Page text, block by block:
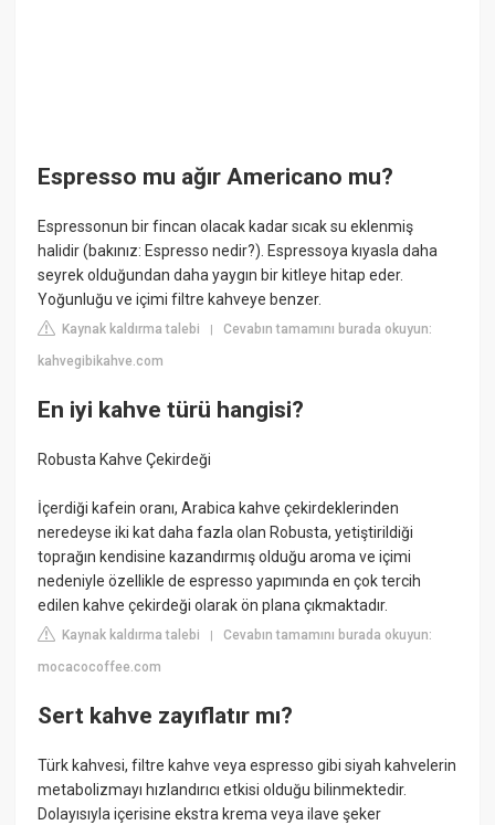
Espresso mu ağır Americano mu?
Espressonun bir fincan olacak kadar sıcak su eklenmiş
halidir (bakınız: Espresso nedir?). Espressoya kıyasla daha
seyrek olduğundan daha yaygın bir kitleye hitap eder.
Yoğunluğu ve içimi filtre kahveye benzer.
Kaynak kaldırma talebi |Cevabın tamamını burada okuyun:
kahvegibikahve.com
En iyi kahve türü hangisi?
Robusta Kahve Çekirdeği
İçerdiği kafein oranı, Arabica kahve çekirdeklerinden
neredeyse iki kat daha fazla olan Robusta, yetiştirildiği
toprağın kendisine kazandırmış olduğu aroma ve içimi
nedeniyle özellikle de espresso yapımında en çok tercih
edilen kahve çekirdeği olarak ön plana çıkmaktadır.
Kaynak kaldırma talebi |Cevabın tamamını burada okuyun:
mocacocoffee.com
Sert kahve zayıflatır mı?
Türk kahvesi, filtre kahve veya espresso gibi siyah kahvelerin
metabolizmayı hızlandırıcı etkisi olduğu bilinmektedir.
Dolayısıyla içerisine ekstra krema veya ilave şeker